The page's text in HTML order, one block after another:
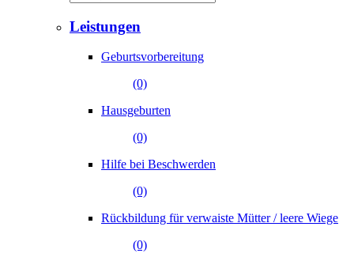
Leistungen
Geburtsvorbereitung
(0)
Hausgeburten
(0)
Hilfe bei Beschwerden
(0)
Rückbildung für verwaiste Mütter / leere Wiege
(0)